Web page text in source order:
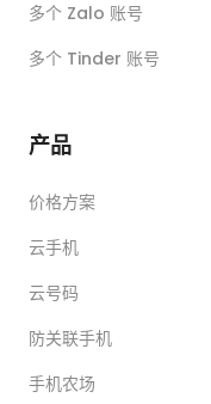
多个 Zalo 账号
多个 Tinder 账号
产品
价格方案
云手机
云号码
防关联手机
手机农场